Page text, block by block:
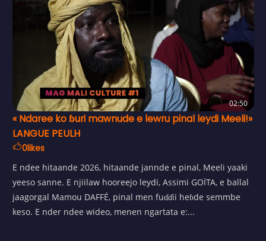
02:50
« Ndaree ko ɓuri mawnude e lewru pinal leydi Meeli!»
LANGUE PEULH
0likes
E ndee hitaande 2026, hitaande jannde e pinal, Meeli yaaki
yeeso sanne. E njiilaw hooreejo leydi, Assimi GOÏTA, e ballal
jaagorgal Mamou DAFFÉ, pinal men fuɗɗii heɓde semmbe
keso. E nder ndee wideo, menen ngartata e:...